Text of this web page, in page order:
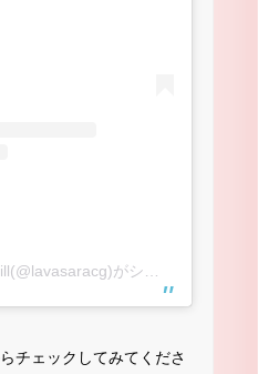
La VASARA_Cafe&Grill(@lavasaracg)がシェアした投稿
チェックしてみてくださ